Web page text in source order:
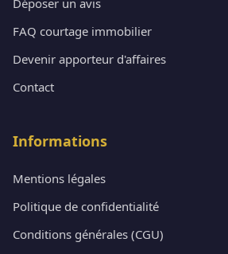
FAQ courtage immobilier
Devenir apporteur d'affaires
Contact
Informations
Mentions légales
Politique de confidentialité
Conditions générales (CGU)